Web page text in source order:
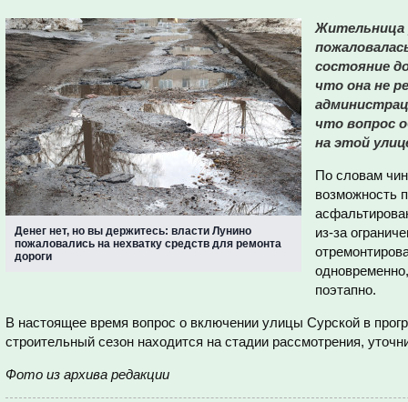
Денег нет, но вы держитесь: власти Лунино
пожаловались на нехватку средств для ремонта
дороги
Жительница
состояние
что она не
что вопрос
на этой
По словам
возможность
из-за
поэтапно.
В настоящее время вопрос о включении улицы Сурской в
строительный сезон находится на стадии рассмотрения,
Фото из архива редакции